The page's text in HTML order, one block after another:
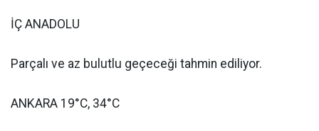
İÇ ANADOLU
Parçalı ve az bulutlu geçeceği tahmin ediliyor.
ANKARA 19°C, 34°C